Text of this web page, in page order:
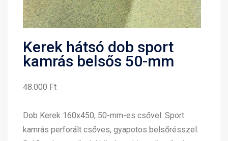
Kerek hátsó dob sport
kamrás belsős 50-mm
48.000 Ft
Dob Kerek 160x450, 50-mm-es csővel. Sport
kamrás perforált csőves, gyapotos belsőrésszel.